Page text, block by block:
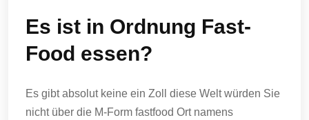
Es ist in Ordnung Fast-
Food essen?
Es gibt absolut keine ein Zoll diese Welt würden Sie
nicht über die M-Form fastfood Ort namens